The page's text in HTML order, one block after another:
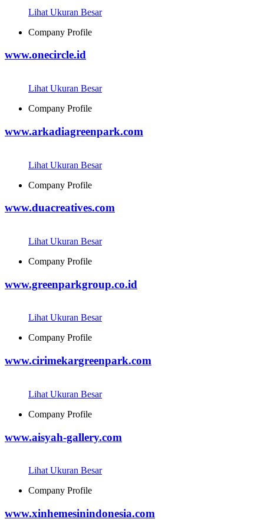
Lihat Ukuran Besar
Company Profile
www.onecircle.id
Lihat Ukuran Besar
Company Profile
www.arkadiagreenpark.com
Lihat Ukuran Besar
Company Profile
www.duacreatives.com
Lihat Ukuran Besar
Company Profile
www.greenparkgroup.co.id
Lihat Ukuran Besar
Company Profile
www.cirimekargreenpark.com
Lihat Ukuran Besar
Company Profile
www.aisyah-gallery.com
Lihat Ukuran Besar
Company Profile
www.xinhemesinindonesia.com